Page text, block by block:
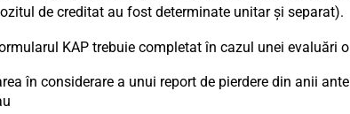
de creditat au fost determinate unitar și separat).
KAP trebuie completat în cazul unei evaluări
în considerare a unui report de pierdere din anii